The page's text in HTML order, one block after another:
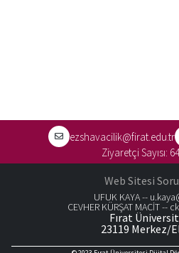
ezshavacilik@firat.edu.tr
Ziyaretçi Sayısı:
Web Sitesi
UFUK KAYA --
CEVHER KÜRŞAT MACİT --
Fırat
23119 Merkez/